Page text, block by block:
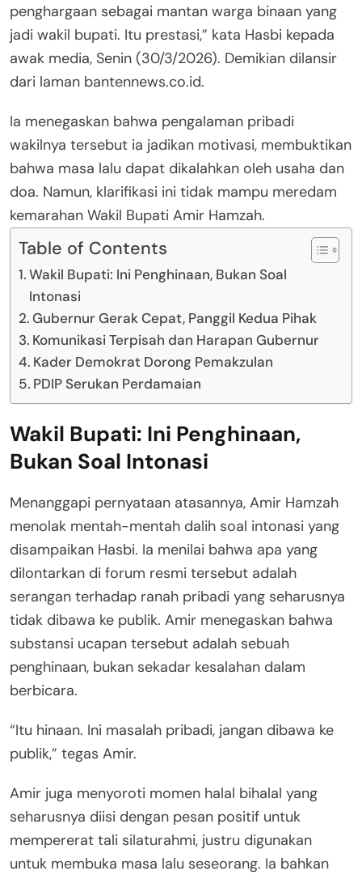
penghargaan sebagai mantan warga binaan yang
jadi wakil bupati. Itu prestasi,” kata Hasbi kepada
awak media, Senin (30/3/2026). Demikian dilansir
dari laman bantennews.co.id.
Ia menegaskan bahwa pengalaman pribadi
wakilnya tersebut ia jadikan motivasi, membuktikan
bahwa masa lalu dapat dikalahkan oleh usaha dan
doa. Namun, klarifikasi ini tidak mampu meredam
kemarahan Wakil Bupati Amir Hamzah.
Table of Contents
Wakil Bupati: Ini Penghinaan, Bukan Soal
Intonasi
Gubernur Gerak Cepat, Panggil Kedua Pihak
Komunikasi Terpisah dan Harapan Gubernur
Kader Demokrat Dorong Pemakzulan
PDIP Serukan Perdamaian
Wakil Bupati: Ini Penghinaan,
Bukan Soal Intonasi
Menanggapi pernyataan atasannya, Amir Hamzah
menolak mentah-mentah dalih soal intonasi yang
disampaikan Hasbi. Ia menilai bahwa apa yang
dilontarkan di forum resmi tersebut adalah
serangan terhadap ranah pribadi yang seharusnya
tidak dibawa ke publik. Amir menegaskan bahwa
substansi ucapan tersebut adalah sebuah
penghinaan, bukan sekadar kesalahan dalam
berbicara.
“Itu hinaan. Ini masalah pribadi, jangan dibawa ke
publik,” tegas Amir.
Amir juga menyoroti momen halal bihalal yang
seharusnya diisi dengan pesan positif untuk
mempererat tali silaturahmi, justru digunakan
untuk membuka masa lalu seseorang. Ia bahkan